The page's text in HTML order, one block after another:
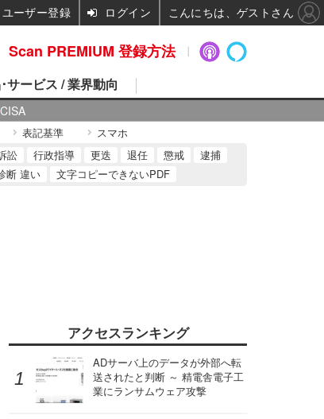
CISA
サービス / 業界動向
表記基準 スマホ
訟 行政指導 更迭 退任 懲戒
逮捕
断 違い 文字コピーできないPDF
アクセスランキング
ADサーバ上のデータが外部へ転
送されたと判断 ～ 精電舎電子工
業にランサムウェア攻撃
Scan PREMIUM 登録方法
ユーザー登録 ログイン こんにちは、ゲストさん